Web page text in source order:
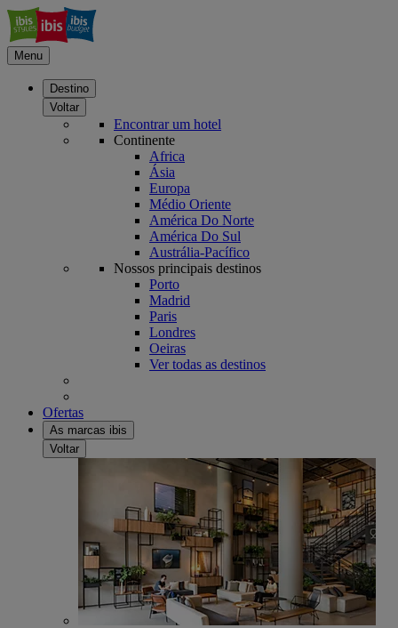
Menu
Destino
Voltar
Encontrar um hotel
Continente
Africa
Ásia
Europa
Médio Oriente
América Do Norte
América Do Sul
Austrália-Pacífico
Nossos principais destinos
Porto
Madrid
Paris
Londres
Oeiras
Ver todas as destinos
Ofertas
As marcas ibis
Voltar